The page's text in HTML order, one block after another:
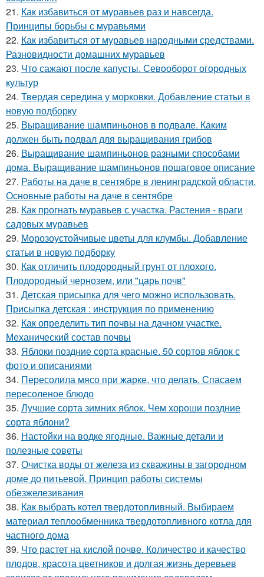
21. Как избавиться от муравьев раз и навсегда.
Принципы борьбы с муравьями
22. Как избавиться от муравьев народными средствами.
Разновидности домашних муравьев
23. Что сажают после капусты. Севооборот огородных
культур
24. Твердая середина у морковки. Добавление статьи в
новую подборку
25. Выращивание шампиньонов в подвале. Каким
должен быть подвал для выращивания грибов
26. Выращивание шампиньонов разными способами
дома. Выращивание шампиньонов пошаговое описание
27. Работы на даче в сентябре в ленинградской области.
Основные работы на даче в сентябре
28. Как прогнать муравьев с участка. Растения - враги
садовых муравьев
29. Морозоустойчивые цветы для клумбы. Добавление
статьи в новую подборку
30. Как отличить плодородный грунт от плохого.
Плодородный чернозем, или "царь почв"
31. Детская присыпка для чего можно использовать.
Присыпка детская : инструкция по применению
32. Как определить тип почвы на дачном участке.
Механический состав почвы
33. Яблоки поздние сорта красные. 50 сортов яблок с
фото и описаниями
34. Пересолила мясо при жарке, что делать. Спасаем
пересоленое блюдо
35. Лучшие сорта зимних яблок. Чем хороши поздние
сорта яблони?
36. Настойки на водке ягодные. Важные детали и
полезные советы
37. Очистка воды от железа из скважины в загородном
доме до питьевой. Принцип работы системы
обезжелезивания
38. Как выбрать котел твердотопливный. Выбираем
материал теплообменника твердотопливного котла для
частного дома
39. Что растет на кислой почве. Количество и качество
плодов, красота цветников и долгая жизнь деревьев